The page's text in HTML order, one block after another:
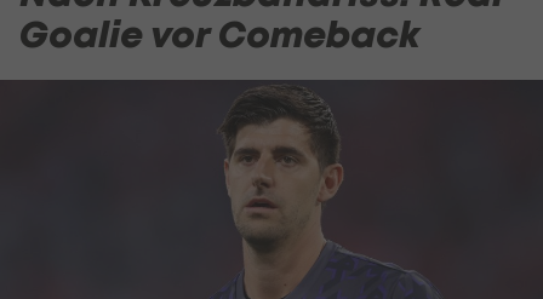
Goalie vor Comeback